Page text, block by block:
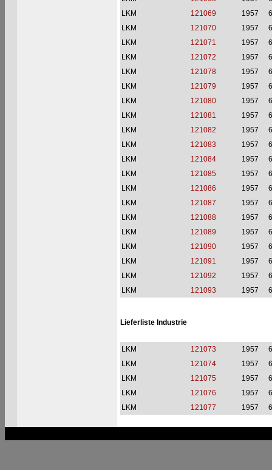
LKM
121069 1957
LKM
121070 1957
LKM
121071 1957
LKM
121072 1957
LKM
121078 1957
LKM
121079 1957
LKM
121080 1957
LKM
121081 1957
LKM
121082 1957
LKM
121083 1957
LKM
121084 1957
LKM
121085 1957
LKM
121086 1957
LKM
121087 1957
LKM
121088 1957
LKM
121089 1957
LKM
121090 1957
LKM
121091 1957
LKM
121092 1957
LKM
121093 1957
Lieferliste Industrie
LKM 121073 1957
LKM
121074 1957
LKM
121075 1957
LKM
121076 1957
LKM
121077 1957